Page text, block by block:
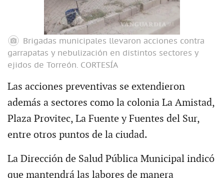
Brigadas municipales llevaron acciones contra
garrapatas y nebulización en distintos sectores y
ejidos de Torreón. CORTESÍA
Las acciones preventivas se extendieron
además a sectores como la colonia La Amistad,
Plaza Provitec, La Fuente y Fuentes del Sur,
entre otros puntos de la ciudad.
La Dirección de Salud Pública Municipal indicó
que mantendrá las labores de manera